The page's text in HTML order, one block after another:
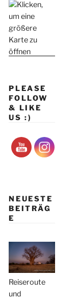
PLEASE
FOLLOW
& LIKE
US :)
NEUESTE
BEITRÄG
E
Reiseroute
und